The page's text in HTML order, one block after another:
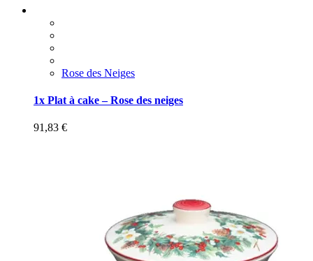
Rose des Neiges
1x Plat à cake – Rose des neiges
91,83 €